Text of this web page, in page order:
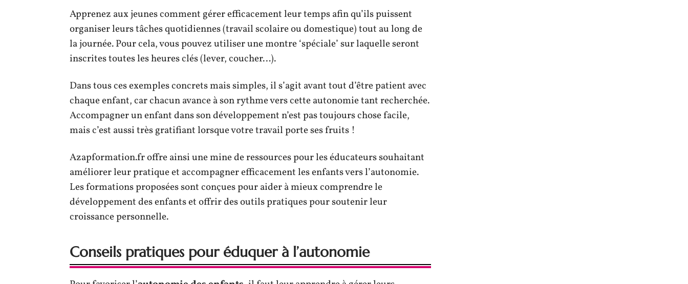
Apprenez aux jeunes comment gérer efficacement leur temps afin qu’ils puissent
organiser leurs tâches quotidiennes (travail scolaire ou domestique) tout au long de
la journée. Pour cela, vous pouvez utiliser une montre ‘spéciale’ sur laquelle seront
inscrites toutes les heures clés (lever, coucher…).
Dans tous ces exemples concrets mais simples, il s’agit avant tout d’être patient avec
chaque enfant, car chacun avance à son rythme vers cette autonomie tant recherchée.
Accompagner un enfant dans son développement n’est pas toujours chose facile,
mais c’est aussi très gratifiant lorsque votre travail porte ses fruits !
Azapformation.fr offre ainsi une mine de ressources pour les éducateurs souhaitant
améliorer leur pratique et accompagner efficacement les enfants vers l’autonomie.
Les formations proposées sont conçues pour aider à mieux comprendre le
développement des enfants et offrir des outils pratiques pour soutenir leur
croissance personnelle.
Conseils pratiques pour éduquer à l’autonomie